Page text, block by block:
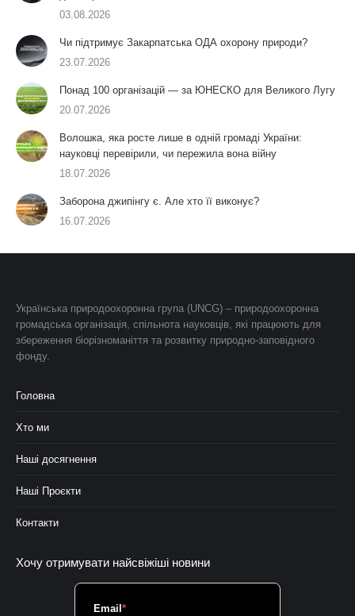
03.08.2026
Чи підтримує Закарпатська ОДА охорону природи?
23.07.2026
Понад 100 організацій — за ЮНЕСКО для Великого Лугу
20.07.2026
Волошка, яка росте лише в одній громаді України:
науковці перевірили, чи пережила вона війну
18.07.2026
Заборона джипінгу є. Але хто її виконує?
16.07.2026
Українська природоохоронна група (UNCG) – природоохоронна
громадська організація, спільнота науковців, які працюють для
збереження біорізноманіття та розвитку природно-заповідного
фонду.
Головна
Хто ми
Наші досягнення
Наші Проєкти
Контакти
Хочу отримувати найсвіжіші новини
Email *